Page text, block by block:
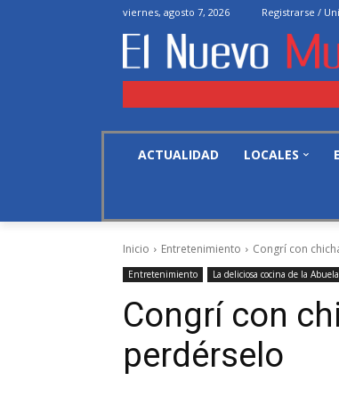
viernes, agosto 7, 2026 Registrarse /
ACTUALIDAD LOCALES
Inicio Entretenimiento Congrí con
Entretenimiento La deliciosa cocina de la Abuela
Congrí con
perdérselo